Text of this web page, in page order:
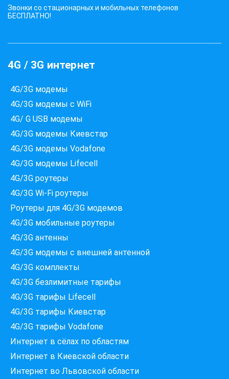
Звонки со стационарных и мобильных телефонов
БЕСПЛАТНО!
4G / 3G интернет
4G/3G модемы
4G/3G модемы с WiFi
4G/ G USB модемы
4G/3G модемы Киевстар
4G/3G модемы Vodafone
4G/3G модемы Lifecell
4G/3G роутеры
4G/3G Wi-Fi роутеры
Роутеры для 4G/3G модемов
4G/3G мобильные роутеры
4G/3G антенны
4G/3G модемы c внешней антенной
4G/3G комплекты
4G/3G безлимитные тарифы
4G/3G тарифы Lifecell
4G/3G тарифы Киевстар
4G/3G тарифы Vodafone
Интернет в сёлах по областям
Интернет в Киевской области
Интернет во Львовской области
Які провайдери працюють
за вашою адресою?
Перевірте доступність інтернету за 30 секунд
375+ провайдерів в базі